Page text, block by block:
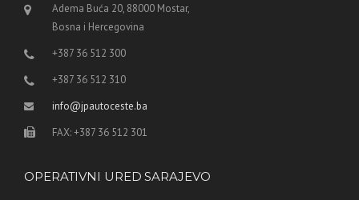
Adema Buća 20, 88000 Mostar,
Bosna i Hercegovina
+387 36 512 300
+387 36 512 310
info@jpautoceste.ba
FAX: +387 36 512 301
OPERATIVNI URED SARAJEVO